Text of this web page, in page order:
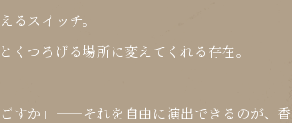
るスイッチ。
くつろげる場所に変えてくれる存在。
すか」 ——それを自由に演出できるのが、香